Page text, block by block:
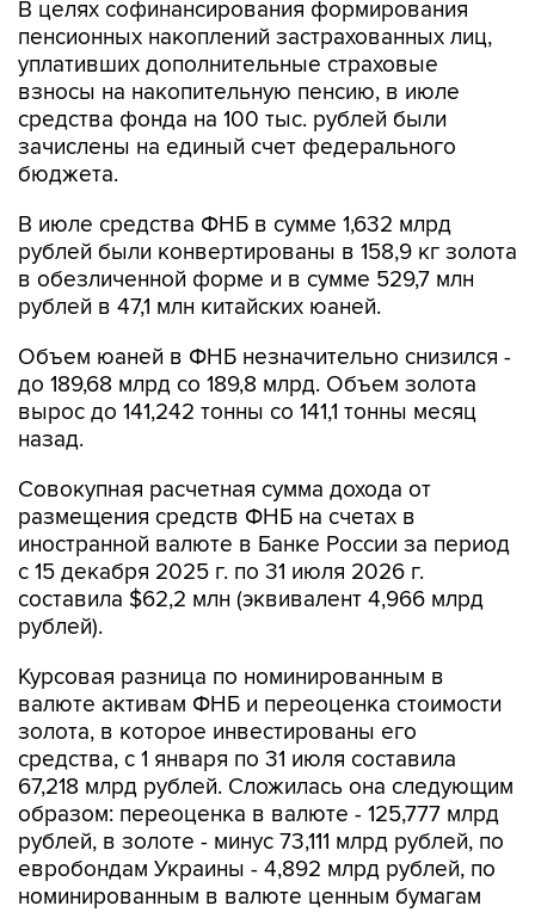
уплативших дополнительные страховые
взносы на накопительную пенсию, в июле
средства фонда на 100 тыс. рублей были
зачислены на единый счет федерального
бюджета.
В июле средства ФНБ в сумме 1,632 млрд
в обезличенной форме и в сумме 529,7 млн
рублей в 47,1 млн китайских юаней.
Объем юаней в ФНБ незначительно снизился -
вырос до 141,242 тонны со 141,1 тонны месяц
назад.
Совокупная расчетная сумма дохода от
иностранной валюте в Банке России за период
с 15 декабря 2025 г. по 31 июля 2026 г.
составила $62,2 млн (эквивалент 4,966 млрд
рублей).
Курсовая разница по номинированным в
золота, в которое инвестированы его
средства, с 1 января по 31 июля составила
67,218 млрд рублей. Сложилась она следующим
образом: переоценка в валюте - 125,777 млрд
рублей, в золоте - минус 73,111 млрд рублей, по
евробондам Украины - 4,892 млрд рублей, по
номинированным в валюте ценным бумагам
российских эмитентов - 9,66 млрд рублей.